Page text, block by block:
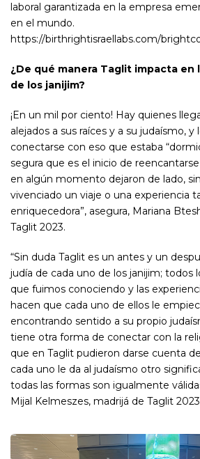
laboral garantizada en la empresa
en el mundo.
https://birthrightisraellabs.com/
¿De qué manera Taglit impacta en
de los janijim?
¡En un mil por ciento! Hay quienes
alejados a sus raíces y a su judaísmo, y
conectarse con eso que estaba
segura que es el inicio de
en algún momento dejaron de lado,
vivenciado un viaje o una experiencia
enriquecedora”, asegura, Mariana
Taglit 2023.
“Sin duda Taglit es un antes y un
judía de cada uno de los janijim; todos
que fuimos conociendo y las
hacen que cada uno de ellos le
encontrando sentido a su propio
tiene otra forma de conectar con la
que en Taglit pudieron darse cuenta
cada uno le da al judaísmo otro
todas las formas son igualmente
Mijal Kelmeszes, madrijá de Taglit